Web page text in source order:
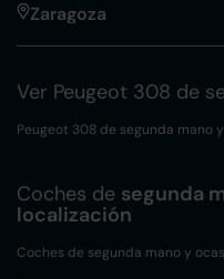
Zaragoza
Ver Peugeot 308 de
Peugeot 308 de segunda mano
Coches de segunda
localización
Coches de segunda mano y